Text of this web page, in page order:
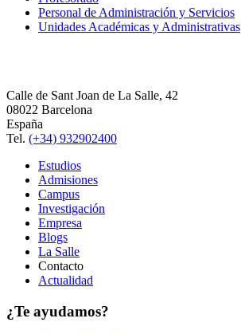
Personal de Administración y Servicios
Unidades Académicas y Administrativas
Calle de Sant Joan de La Salle, 42
08022 Barcelona
España
Tel. (+34) 932902400
Estudios
Admisiones
Campus
Investigación
Empresa
Blogs
La Salle
Contacto
Actualidad
¿Te ayudamos?